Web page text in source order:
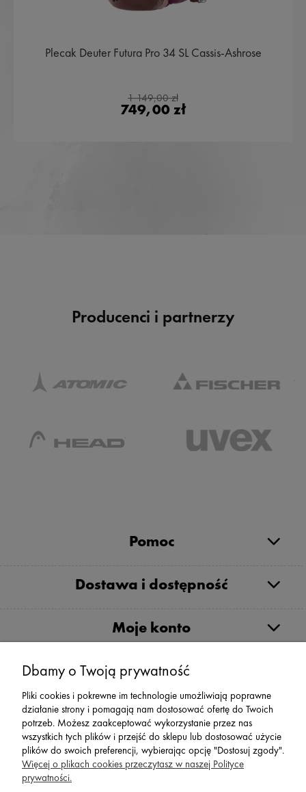
Plecak Deuter Futura Pro 34 SL Cassis-Ashrose
1 149,00 zł
749,00 zł
Producenci i partnerzy
Pomoc
Dostawa i dostępność
Moje konto
Serwis
Zwroty,Reklamacje Wymiany
SPORT 2002 ||
Dbamy o Twoją prywatność
Pliki cookies i pokrewne im technologie umożliwiają poprawne
działanie strony i pomagają nam dostosować ofertę do Twoich
potrzeb. Możesz zaakceptować wykorzystanie przez nas
wszystkich tych plików i przejść do sklepu lub dostosować użycie
plików do swoich preferencji, wybierając opcję "Dostosuj zgody".
Więcej o plikach cookies przeczytasz w naszej Polityce
prywatności.